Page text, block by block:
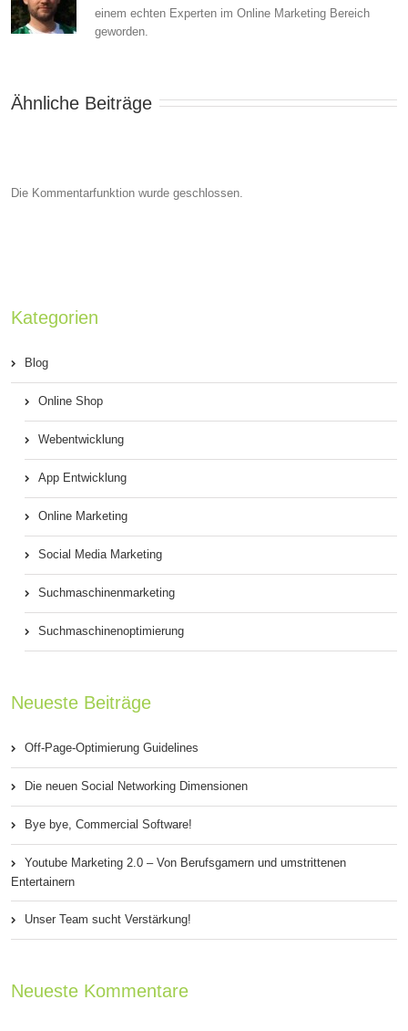
einem echten Experten im Online Marketing Bereich
geworden.
Ähnliche Beiträge
Die Kommentarfunktion wurde geschlossen.
Kategorien
Blog
Online Shop
Webentwicklung
App Entwicklung
Online Marketing
Social Media Marketing
Suchmaschinenmarketing
Suchmaschinenoptimierung
Neueste Beiträge
Off-Page-Optimierung Guidelines
Die neuen Social Networking Dimensionen
Bye bye, Commercial Software!
Youtube Marketing 2.0 – Von Berufsgamern und umstrittenen
Entertainern
Unser Team sucht Verstärkung!
Neueste Kommentare